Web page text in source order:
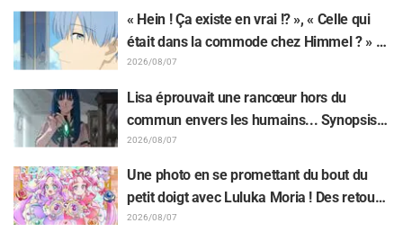
révélation du visuel de l'événement des 10
ans de l'anime « Re:Zero - Starting Life in
Another World »
« Hein ! Ça existe en vrai !? », « Celle qui
était dans la commode chez Himmel ? » :
l’exposition de la « corne du Dragon Noir »
apparue dans l’épisode 1 de « Frieren »
laisse les fans stupéfaits
2026/08/07
Lisa éprouvait une rancœur hors du
commun envers les humains... Synopsis
et premières images de l'épisode 6 de
2026/08/07
Une photo en se promettant du bout du
petit doigt avec Luluka Moria ! Des retours
sur le compte rendu de la comédienne de
2026/08/07